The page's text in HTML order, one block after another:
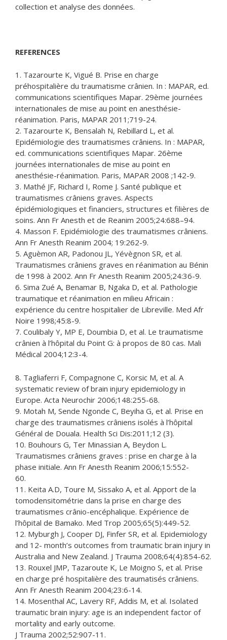
collection et analyse des données.
REFERENCES
1. Tazarourte K, Vigué B. Prise en charge
préhospitalière du traumatisme crânien. In : MAPAR, ed.
communications scientifiques Mapar. 29ème journées
internationales de mise au point en anesthésie-
réanimation. Paris, MAPAR 2011;719-24.
2. Tazarourte K, Bensalah N, Rebillard L, et al.
Epidémiologie des traumatismes crâniens. In : MAPAR,
ed. communications scientifiques Mapar. 26ème
journées internationales de mise au point en
anesthésie-réanimation. Paris, MAPAR 2008 ;142-9.
3. Mathé JF, Richard I, Rome J. Santé publique et
traumatismes crâniens graves. Aspects
épidémiologiques et financiers, structures et filières de
soins. Ann Fr Anesth et de Reanim 2005;24:688–94.
4. Masson F. Epidémiologie des traumatismes crâniens.
Ann Fr Anesth Reanim 2004; 19:262-9.
5. Aguèmon AR, Padonou JL, Yévègnon SR, et al.
Traumatismes crâniens graves en réanimation au Bénin
de 1998 à 2002. Ann Fr Anesth Reanim 2005;24:36-9.
6. Sima Zué A, Benamar B, Ngaka D, et al. Pathologie
traumatique et réanimation en milieu Africain :
expérience du centre hospitalier de Libreville. Med Afr
Noire 1998;45:8-9.
7. Coulibaly Y, MP E, Doumbia D, et al. Le traumatisme
crânien à l’hôpital du Point G: à propos de 80 cas. Mali
Médical 2004;12:3-4.
8. Tagliaferri F, Compagnone C, Korsic M, et al. A
systematic review of brain injury epidemiology in
Europe. Acta Neurochir 2006;148:255-68.
9. Motah M, Sende Ngonde C, Beyiha G, et al. Prise en
charge des traumatismes crâniens isolés à l’hôpital
Général de Douala. Health Sci Dis:2011;12 (3).
10. Bouhours G, Ter Minassian A, Beydon L.
Traumatismes crâniens graves : prise en charge à la
phase initiale. Ann Fr Anesth Reanim 2006;15:552-
60.
11. Keita A.D, Toure M, Sissako A, et al. Apport de la
tomodensitométrie dans la prise en charge des
traumatismes crânio-encéphalique. Expérience de
l’hôpital de Bamako. Med Trop 2005;65(5):449-52.
12. Myburgh J, Cooper DJ, Finfer SR, et al. Epidemiology
and 12- month’s outcomes from traumatic brain injury in
Australia and New Zealand. J Trauma 2008;64(4):854-62.
13. Rouxel JMP, Tazaroute K, Le Moigno S, et al. Prise
en charge pré hospitalière des traumatisés crâniens.
Ann Fr Anesth Reanim 2004;23:6-14.
14. Mosenthal AC, Lavery RF, Addis M, et al. Isolated
traumatic brain injury: age is an independent factor of
mortality and early outcome.
J Trauma 2002;52:907-11.